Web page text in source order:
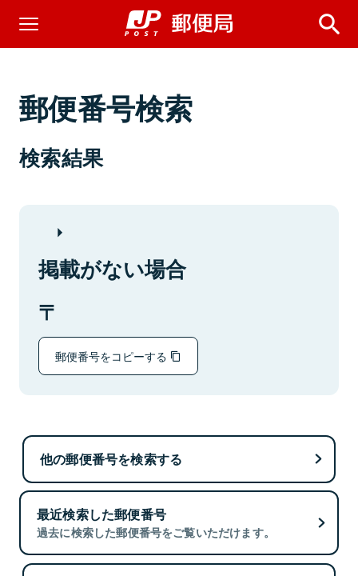
郵便番号検索
検索結果
掲載がない場合
郵便番号をコピーする
他の郵便番号を検索する
最近検索した郵便番号
過去に検索した郵便番号をご覧いただけます。